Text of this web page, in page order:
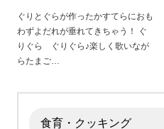
ぐりとぐらが作ったかすてらにおも
わずよだれが垂れてきちゃう！ ぐ
りぐら ぐりぐら♪楽しく歌いなが
らたまご